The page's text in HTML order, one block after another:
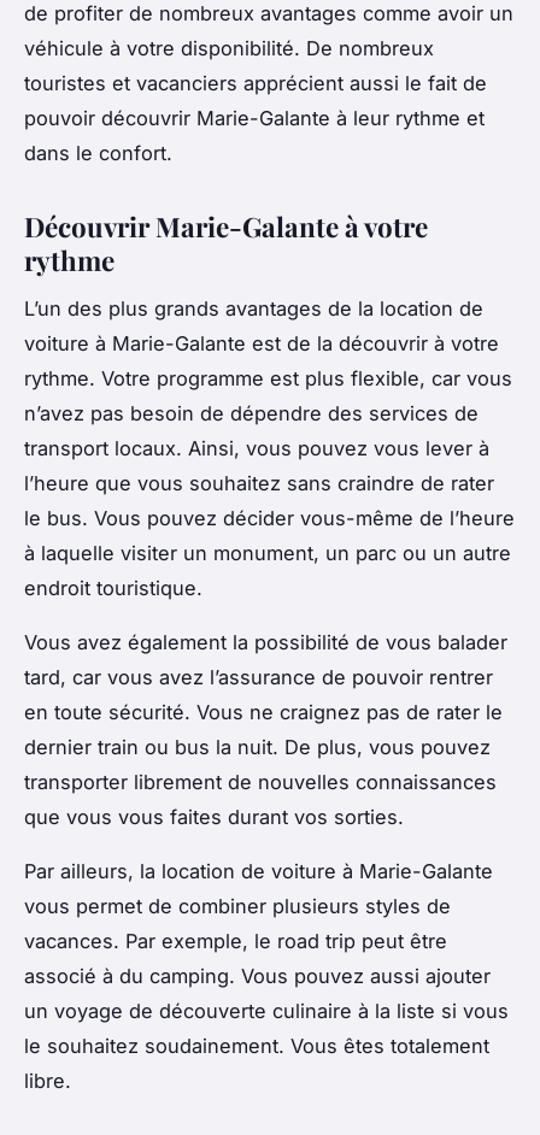
de profiter de nombreux avantages comme avoir un
véhicule à votre disponibilité. De nombreux
touristes et vacanciers apprécient aussi le fait de
pouvoir découvrir Marie-Galante à leur rythme et
dans le confort.
Découvrir Marie-Galante à votre
rythme
L’un des plus grands avantages de la location de
voiture à Marie-Galante est de la découvrir à votre
rythme. Votre programme est plus flexible, car vous
n’avez pas besoin de dépendre des services de
transport locaux. Ainsi, vous pouvez vous lever à
l’heure que vous souhaitez sans craindre de rater
le bus. Vous pouvez décider vous-même de l’heure
à laquelle visiter un monument, un parc ou un autre
endroit touristique.
Vous avez également la possibilité de vous balader
tard, car vous avez l’assurance de pouvoir rentrer
en toute sécurité. Vous ne craignez pas de rater le
dernier train ou bus la nuit. De plus, vous pouvez
transporter librement de nouvelles connaissances
que vous vous faites durant vos sorties.
Par ailleurs, la location de voiture à Marie-Galante
vous permet de combiner plusieurs styles de
vacances. Par exemple, le road trip peut être
associé à du camping. Vous pouvez aussi ajouter
un voyage de découverte culinaire à la liste si vous
le souhaitez soudainement. Vous êtes totalement
libre.